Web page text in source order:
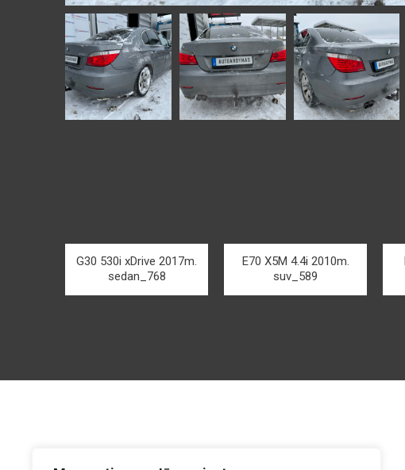
G30 530i xDrive 2017m.
sedan_768
E70 X5M 4.4i 2010m.
suv_589